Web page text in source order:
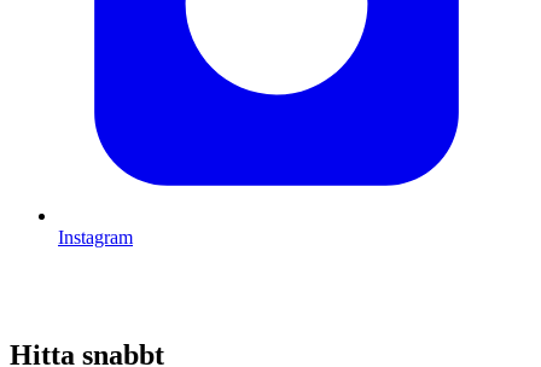
Instagram
Hitta snabbt